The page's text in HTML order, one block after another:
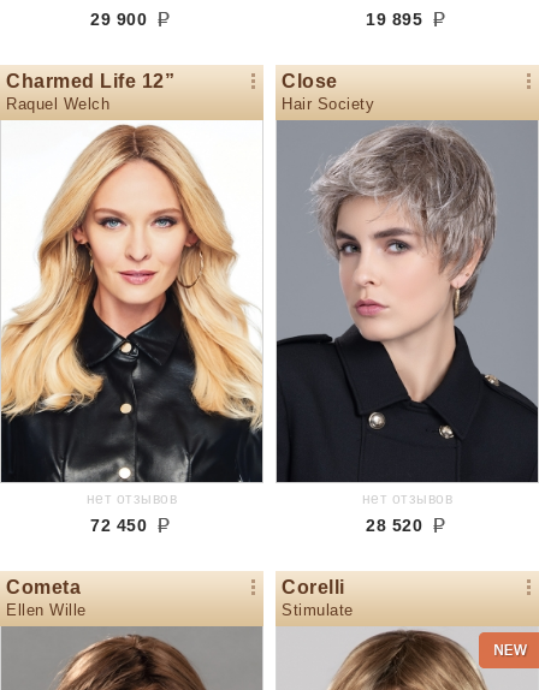
29 900 19 895
Charmed Life 12”
Raquel Welch
нет отзывов
72 450
Close
Hair Society
нет отзывов
28 520
Cometa
Ellen Wille
Corelli
Stimulate